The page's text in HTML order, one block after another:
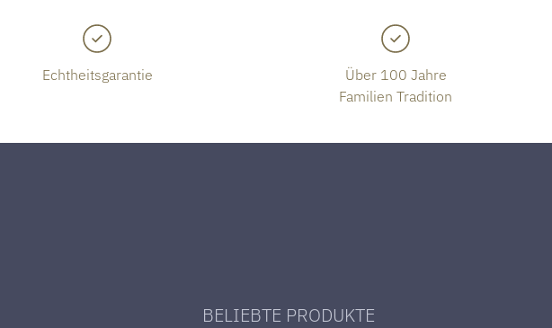
Echtheitsgarantie
Über 100 Jahre
Familien Tradition
BELIEBTE PRODUKTE